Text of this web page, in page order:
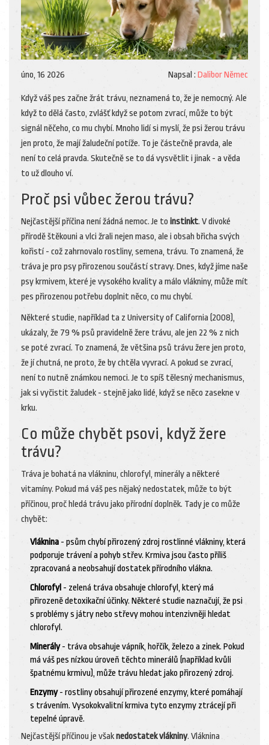
úno, 16 2026 Napsal : Dalibor Němec
Když váš pes začne žrát trávu, neznamená to, že je nemocný. Ale
když to dělá často, zvlášť když se potom zvrací, může to být
signál něčeho, co mu chybí. Mnoho lidí si myslí, že psi žerou trávu
jen proto, že mají žaludeční potíže. To je částečně pravda, ale
není to celá pravda. Skutečně se to dá vysvětlit i jinak - a věda
to už dlouho ví.
Proč psi vůbec žerou trávu?
Nejčastější příčina není žádná nemoc. Je to instinkt. V divoké
přírodě štěkouni a vlci žrali nejen maso, ale i obsah břicha svých
kořistí - což zahrnovalo rostliny, semena, trávu. To znamená, že
tráva je pro psy přirozenou součástí stravy. Dnes, když jíme naše
psy krmivem, které je vysokého kvality a málo vlákniny, může mít
pes přirozenou potřebu doplnit něco, co mu chybí.
Některé studie, například ta z University of California (2008),
ukázaly, že 79 % psů pravidelně žere trávu, ale jen 22 % z nich
se poté zvrací. To znamená, že většina psů trávu žere jen proto,
že jí chutná, ne proto, že by chtěla vyvrací. A pokud se zvrací,
není to nutně známkou nemoci. Je to spíš tělesný mechanismus,
jak si vyčistit žaludek - stejně jako lidé, když se něco zasekne v
krku.
Co může chybět psovi, když žere
trávu?
Tráva je bohatá na vlákninu, chlorofyl, minerály a některé
vitamíny. Pokud má váš pes nějaký nedostatek, může to být
příčinou, proč hledá trávu jako přírodní doplněk. Tady je co může
chybět:
Vláknina - psům chybí přirozený zdroj rostlinné vlákniny, která
podporuje trávení a pohyb střev. Krmiva jsou často příliš
zpracovaná a neobsahují dostatek přírodního vlákna.
Chlorofyl - zelená tráva obsahuje chlorofyl, který má
přirozeně detoxikační účinky. Některé studie naznačují, že psi
s problémy s játry nebo střevy mohou intenzivněji hledat
chlorofyl.
Minerály- tráva obsahuje vápník, hořčík, železo a zinek. Pokud
má váš pes nízkou úroveň těchto minerálů (například kvůli
špatnému krmivu), může trávu hledat jako přirozený zdroj.
Enzymy- rostliny obsahují přirozené enzymy, které pomáhají
s trávením. Vysokokvalitní krmiva tyto enzymy ztrácejí při
tepelné úpravě.
Nejčastější příčinou je všaknedostatek vlákniny. Vláknina